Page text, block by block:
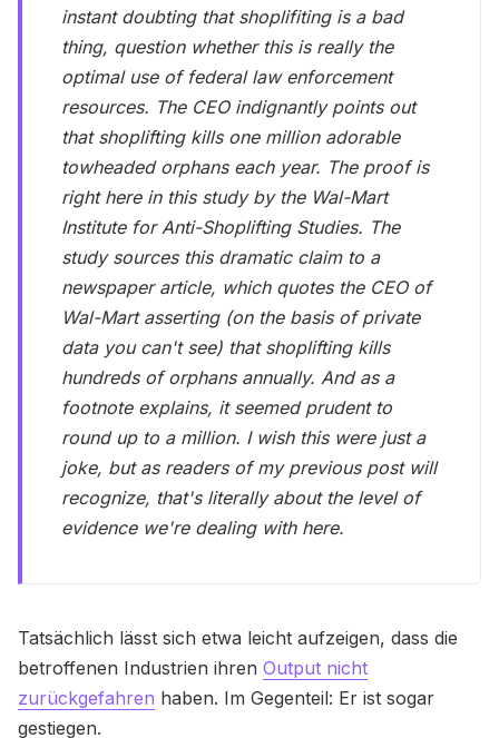
instant doubting that shoplifiting is a bad
thing, question whether this is really the
optimal use of federal law enforcement
resources. The CEO indignantly points out
that shoplifting kills one million adorable
towheaded orphans each year. The proof is
right here in this study by the Wal-Mart
Institute for Anti-Shoplifting Studies. The
study sources this dramatic claim to a
newspaper article, which quotes the CEO of
Wal-Mart asserting (on the basis of private
data you can't see) that shoplifting kills
hundreds of orphans annually. And as a
footnote explains, it seemed prudent to
round up to a million. I wish this were just a
joke, but as readers of my previous post will
recognize, that's literally about the level of
evidence we're dealing with here.
Tatsächlich lässt sich etwa leicht aufzeigen, dass die
betroffenen Industrien ihren Output nicht
zurückgefahren haben. Im Gegenteil: Er ist sogar
gestiegen.